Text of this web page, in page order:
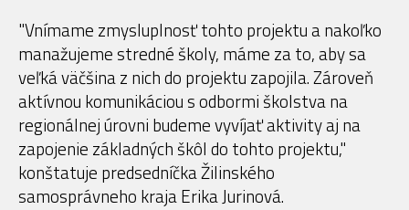
"Vnímame zmysluplnosť tohto projektu a nakoľko
manažujeme stredné školy, máme za to, aby sa
veľká väčšina z nich do projektu zapojila. Zároveň
aktívnou komunikáciou s odbormi školstva na
regionálnej úrovni budeme vyvíjať aktivity aj na
zapojenie základných škôl do tohto projektu,"
konštatuje predsedníčka Žilinského
samosprávneho kraja Erika Jurinová.